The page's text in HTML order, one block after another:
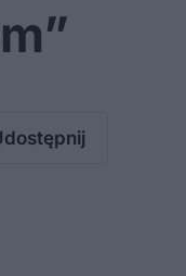
Messenger